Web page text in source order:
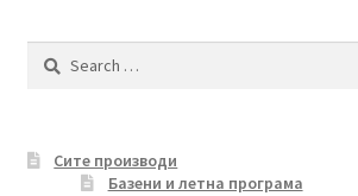
Search
Сите производи
Базени и летна програма